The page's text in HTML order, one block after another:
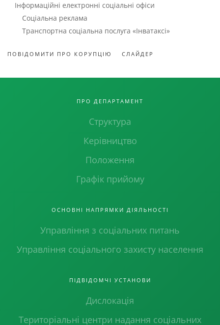
Інформаційні електронні соціальні офіси
Соціальна реклама
Транспортна соціальна послуга «Інватаксі»
ПОВІДОМИТИ ПРО КОРУПЦІЮ СЛАЙДЕР
ПРО ДЕПАРТАМЕНТ
Структура
Керівництво
Положення
Графік прийому
ОСНОВНІ НАПРЯМКИ ДІЯЛЬНОСТІ
Управління з соціальних питань
Управління соціального захисту населення
ПІДВІДОМЧІ УСТАНОВИ
Дислокація
Територіальні центри надання соціальних